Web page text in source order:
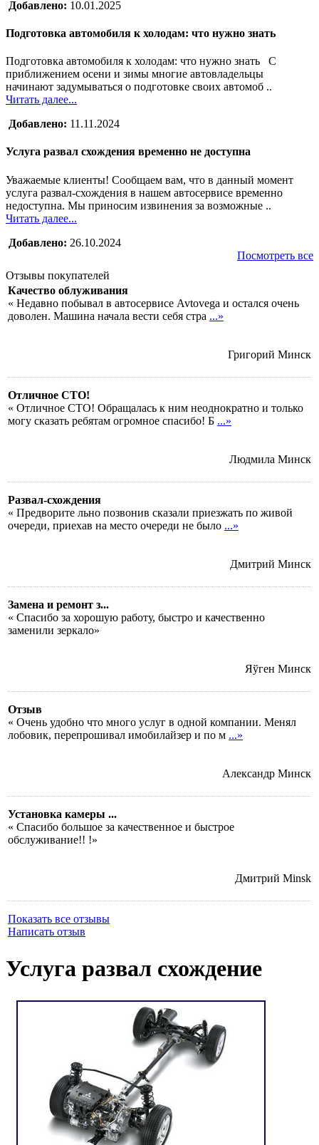
Добавлено: 10.01.2025
Подготовка автомобиля к холодам: что нужно знать
Подготовка автомобиля к холодам: что нужно знать С
приближением осени и зимы многие автовладельцы
начинают задумываться о подготовке своих автомоб ..
Читать далее...
Добавлено: 11.11.2024
Услуга развал схождения временно не доступна
Уважаемые клиенты! Сообщаем вам, что в данный момент
услуга развал-схождения в нашем автосервисе временно
недоступна. Мы приносим извинения за возможные ..
Читать далее...
Добавлено: 26.10.2024
Посмотреть все
Отзывы покупателей
Качество облуживания
« Недавно побывал в автосервисе Avtovega и остался очень
доволен. Машина начала вести себя стра ...»
Григорий Минск
Отличное СТО!
« Отличное СТО! Обращалась к ним неоднократно и только
могу сказать ребятам огромное спасибо! Б ...»
Людмила Минск
Развал-схождения
« Предворите льно позвонив сказали приезжать по живой
очереди, приехав на место очереди не было ...»
Дмитрий Минск
Замена и ремонт з...
« Спасибо за хорошую работу, быстро и качественно
заменили зеркало»
Яўген Минск
Отзыв
« Очень удобно что много услуг в одной компании. Менял
лобовик, перепрошивал имобилайзер и по м ...»
Александр Минск
Установка камеры ...
« Спасибо большое за качественное и быстрое
обслуживание!! !»
Дмитрий Minsk
Показать все отзывы
Написать отзыв
Услуга развал схождение